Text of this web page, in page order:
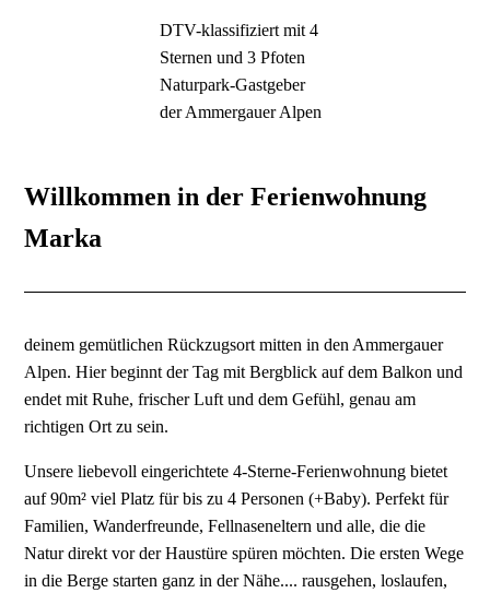
DTV-klassifiziert mit 4
Sternen und 3 Pfoten
Naturpark-Gastgeber
der Ammergauer Alpen
Willkommen in der Ferienwohnung
Marka
deinem gemütlichen Rückzugsort mitten in den Ammergauer
Alpen. Hier beginnt der Tag mit Bergblick auf dem Balkon und
endet mit Ruhe, frischer Luft und dem Gefühl, genau am
richtigen Ort zu sein.
Unsere liebevoll eingerichtete 4-Sterne-Ferienwohnung bietet
auf 90m² viel Platz für bis zu 4 Personen (+Baby). Perfekt für
Familien, Wanderfreunde, Fellnaseneltern und alle, die die
Natur direkt vor der Haustüre spüren möchten. Die ersten Wege
in die Berge starten ganz in der Nähe.... rausgehen, loslaufen,